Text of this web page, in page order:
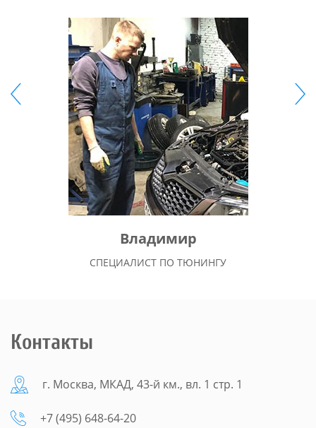
Владимир
СПЕЦИАЛИСТ ПО ТЮНИНГУ
Контакты
г. Москва, МКАД, 43-й км., вл. 1 стр. 1
+7 (495) 648-64-20